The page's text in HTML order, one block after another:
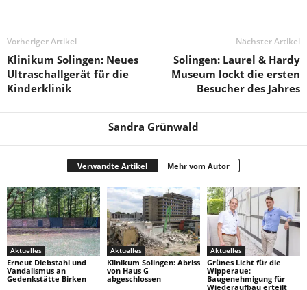
Vorheriger Artikel
Klinikum Solingen: Neues
Ultraschallgerät für die
Kinderklinik
Nächster Artikel
Solingen: Laurel & Hardy
Museum lockt die ersten
Besucher des Jahres
Sandra Grünwald
Verwandte Artikel Mehr vom Autor
Aktuelles
Erneut Diebstahl und
Vandalismus an
Gedenkstätte Birken
Aktuelles
Klinikum Solingen: Abriss
von Haus G
abgeschlossen
Aktuelles
Grünes Licht für die
Wipperaue:
Baugenehmigung für
Wiederaufbau erteilt